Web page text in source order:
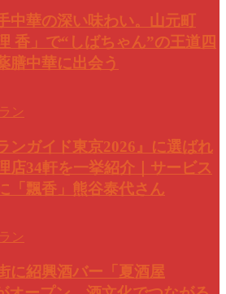
中華の深い味わい。山元町
香」で“しばちゃん”の王道四
膳中華に出会う
ン
ンガイド東京2026』に選ばれ
店34軒を一挙紹介｜サービス
「飄香」熊谷泰代さん
ン
に紹興酒バー「夏酒屋